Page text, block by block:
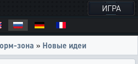
ИГРА
зона » Новые идеи